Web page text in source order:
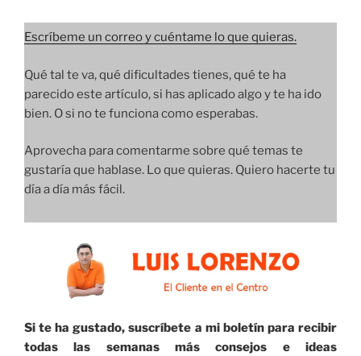
Escríbeme un correo y cuéntame lo que quieras.
Qué tal te va, qué dificultades tienes, qué te ha
parecido este artículo, si has aplicado algo y te ha ido
bien. O si no te funciona como esperabas.
Aprovecha para comentarme sobre qué temas te
gustaría que hablase. Lo que quieras. Quiero hacerte tu
día a día más fácil.
Si te ha gustado, suscríbete a mi boletín para recibir
todas las semanas más consejos e ideas